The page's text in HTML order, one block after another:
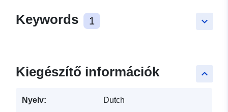
keyboard_arrow_down
Keywords 1
keyboard_arrow_up
Kiegészítő információk
Nyelv: Dutch